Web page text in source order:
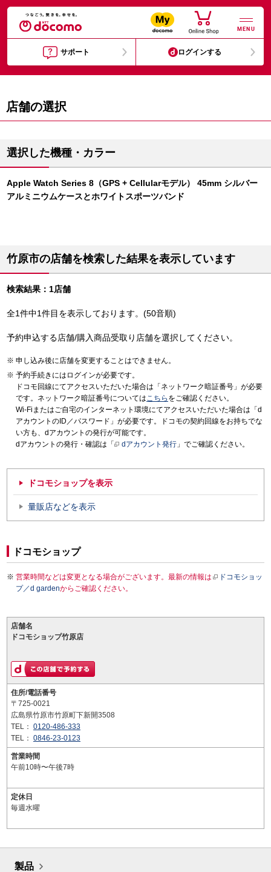
MENU
サポート ログインする
店舗の選択
選択した機種・カラー
Apple Watch Series 8（GPS + Cellularモデル） 45mm シルバー
アルミニウムケースとホワイトスポーツバンド
竹原市の店舗を検索した結果を表示しています
検索結果：1店舗
全1件中1件目を表示しております。(50音順)
予約申込する店舗/購入商品受取り店舗を選択してください。
申し込み後に店舗を変更することはできません。
予約手続きにはログインが必要です。
ドコモ回線にてアクセスいただいた場合は「ネットワーク暗証番号」が必要
です。ネットワーク暗証番号についてはこちら をご確認ください。
Wi-Fiまたはご自宅のインターネット環境にてアクセスいただいた場合は「d
アカウントのID／パスワード」が必要です。ドコモの契約回線をお持ちでな
い方も、dアカウントの発行が可能です。
dアカウントの発行・確認は「
dアカウント発行 」でご確認ください。
ドコモショップを表示
量販店などを表示
ドコモショップ
営業時間などは変更となる場合がございます。最新の情報は
ドコモショッ
プ／d gardenからご確認ください。
店舗名
ドコモショップ竹原店
住所/電話番号
〒725-0021
広島県竹原市竹原町下新開3508
TEL： 0120-486-333
TEL： 0846-23-0123
営業時間
午前10時〜午後7時
定休日
毎週水曜
製品